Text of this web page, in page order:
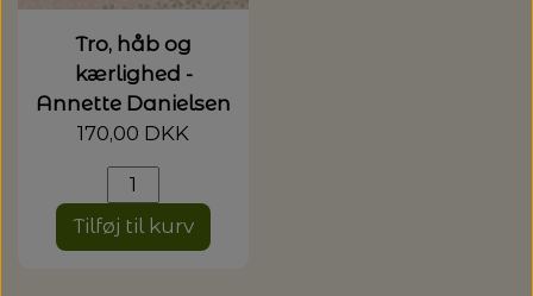
Tro, håb og
kærlighed -
Annette Danielsen
170,00 DKK
Tilføj til kurv